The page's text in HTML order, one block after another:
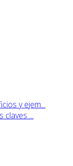
y ejem...
claves ...